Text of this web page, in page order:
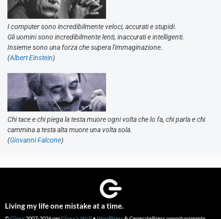
I computer sono incredibilmente veloci, accurati e stupidi.
Gli uomini sono incredibilmente lenti, inaccurati e intelligenti.
Insieme sono una forza che supera l'immaginazione.
(Albert Einstein)
Chi tace e chi piega la testa muore ogni volta che lo fa, chi parla e chi
cammina a testa alta muore una volta sola.
(Giovanni Falcone)
Living my life one mistake at a time.